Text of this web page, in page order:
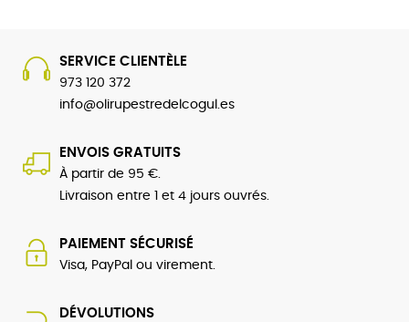
SERVICE CLIENTÈLE
973 120 372
info@olirupestredelcogul.es
ENVOIS GRATUITS
À partir de 95 €.
Livraison entre 1 et 4 jours ouvrés.
PAIEMENT SÉCURISÉ
Visa, PayPal ou virement.
DÉVOLUTIONS